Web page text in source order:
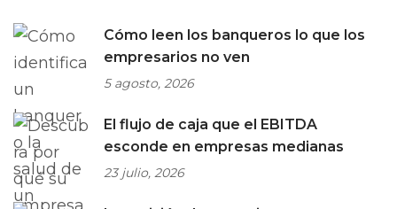
Cómo leen los banqueros lo que los
empresarios no ven
5 agosto, 2026
El flujo de caja que el EBITDA
esconde en empresas medianas
23 julio, 2026